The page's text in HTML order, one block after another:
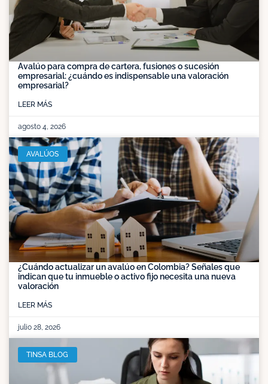
Avalúo para compra de cartera, fusiones o sucesión
empresarial: ¿cuándo es indispensable una valoración
empresarial?
LEER MÁS
agosto 4, 2026
AVALÚOS
¿Cuándo actualizar un avalúo en Colombia? Señales que
indican que tu inmueble o activo fijo necesita una nueva
valoración
LEER MÁS
julio 28, 2026
TINSA BLOG